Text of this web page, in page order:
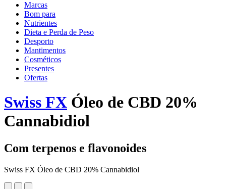
Marcas
Bom para
Nutrientes
Dieta e Perda de Peso
Desporto
Mantimentos
Cosméticos
Presentes
Ofertas
Swiss FX Óleo de CBD 20%
Cannabidiol
Com terpenos e flavonoides
Swiss FX Óleo de CBD 20% Cannabidiol